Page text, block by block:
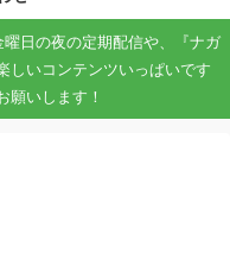
日の夜の定期配信や、『ナガ
しいコンテンツいっぱいです
願いします！